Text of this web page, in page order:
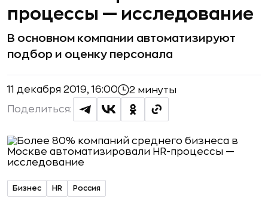
процессы — исследование
В основном компании автоматизируют
подбор и оценку персонала
11 декабря 2019, 16:00 2 минуты
Поделиться:
Бизнес HR Россия